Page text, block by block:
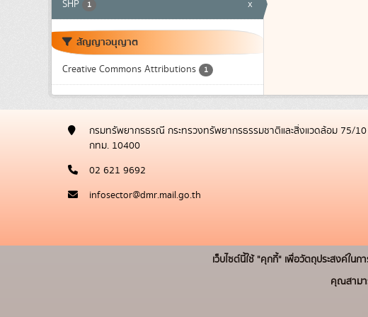
SHP 1 x
สัญญาอนุญาต
Creative Commons Attributions 1
กรมทรัพยากรธรณี กระทรวงทรัพยากรธรรมชาติและสิ่งแวดล้อม 75/
กทม. 10400
02 621 9692
infosector@dmr.mail.go.th
เว็บไซต์นี้ใช้ "คุกกี้" เพื่อวัตถุประสงค์ใ
คุณสามา